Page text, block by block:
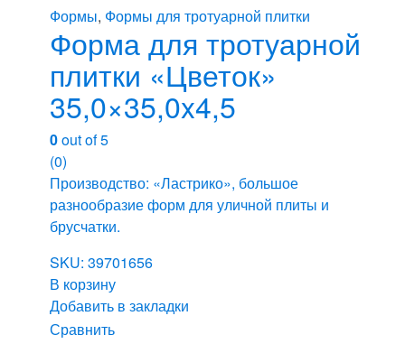
Формы, Формы для тротуарной плитки
Форма для тротуарной
плитки «Цветок»
35,0×35,0x4,5
0out of 5
(0)
Производство: «Ластрико», большое
разнообразие форм для уличной плиты и
брусчатки.
SKU: 39701656
В корзину
Добавить в закладки
Сравнить